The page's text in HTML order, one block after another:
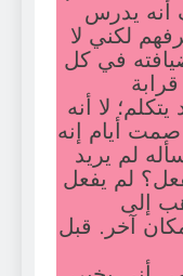
أنه يدرس
لكني لا
في كل
لا أنه
أيام إنه
لم يريد
لم يفعل
إلى
آخر. قبل